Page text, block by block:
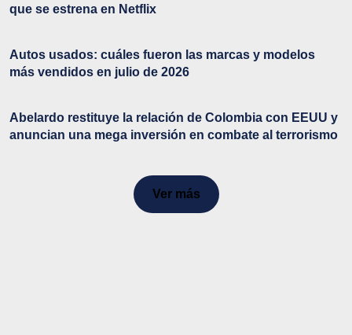
que se estrena en Netflix
Autos usados: cuáles fueron las marcas y modelos
más vendidos en julio de 2026
Abelardo restituye la relación de Colombia con EEUU y
anuncian una mega inversión en combate al terrorismo
Ver más